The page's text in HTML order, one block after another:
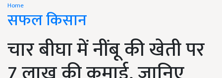
Home
सफल किसान
चार बीघा में नींबू की खेती पर